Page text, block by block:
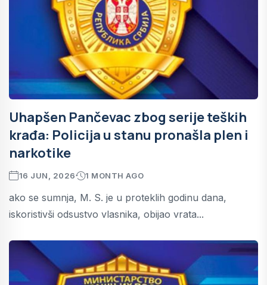
Uhapšen Pančevac zbog serije teških
krađa: Policija u stanu pronašla plen i
narkotike
16 JUN, 2026 1 MONTH AGO
ako se sumnja, M. S. je u proteklih godinu dana,
iskoristivši odsustvo vlasnika, obijao vrata...